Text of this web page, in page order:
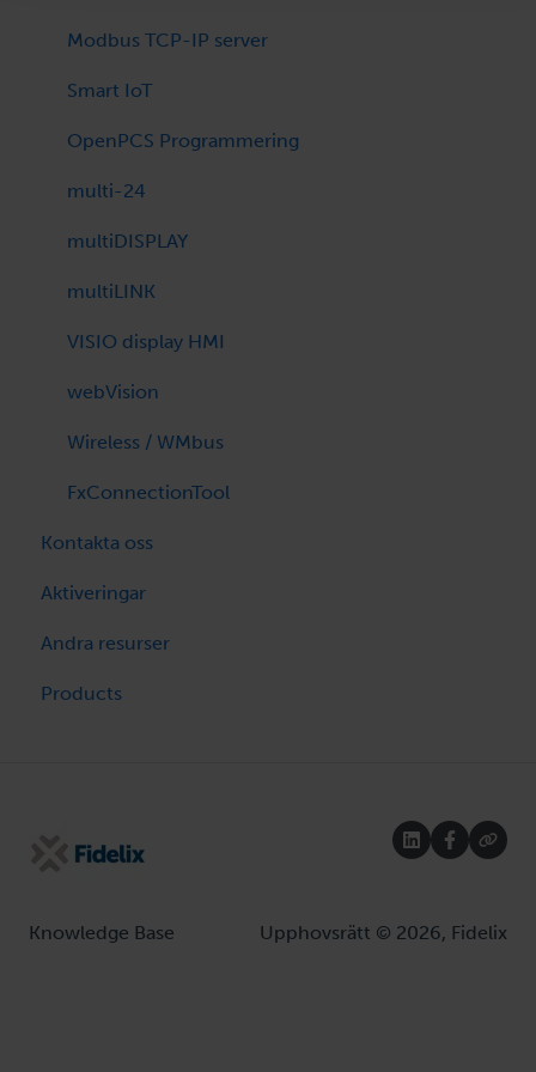
Technical bulletin
Program Library
Modbus TCP-IP server
Smart IoT
OpenPCS Programmering
multi-24
multiDISPLAY
multiLINK
VISIO display HMI
webVision
Wireless / WMbus
FxConnectionTool
Kontakta oss
Aktiveringar
Andra resurser
Products
Knowledge Base Upphovsrätt © 2026, Fidelix